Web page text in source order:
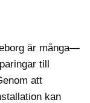
är många—
till
att
kan